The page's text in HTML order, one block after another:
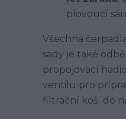
plovoucí
Všechna
sady je také
propojovací
ventilu pro
filtrační koš do